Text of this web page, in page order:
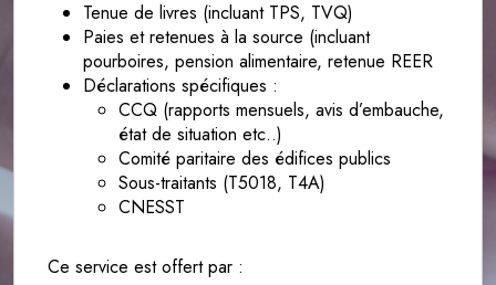
Tenue de livres (incluant TPS, TVQ)
Paies et retenues à la source (incluant
pourboires, pension alimentaire, retenue REER
Déclarations spécifiques :
CCQ (rapports mensuels, avis d’embauche,
état de situation etc..)
Comité paritaire des édifices publics
Sous-traitants (T5018, T4A)
CNESST
Ce service est offert par :